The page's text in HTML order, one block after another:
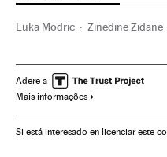
Luka Modric Zinedine Zidane
La Liga Primeira divisão
Julen Lopetegui
José Mourinho Antonio
Adere a
Mais informações
Si está interesado en licenciar este